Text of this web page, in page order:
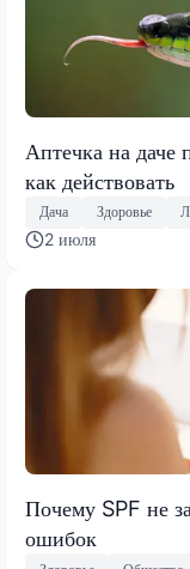
Аптечка на даче
как действовать
Дача Здоровье
2 июля
Почему SPF не
ошибок